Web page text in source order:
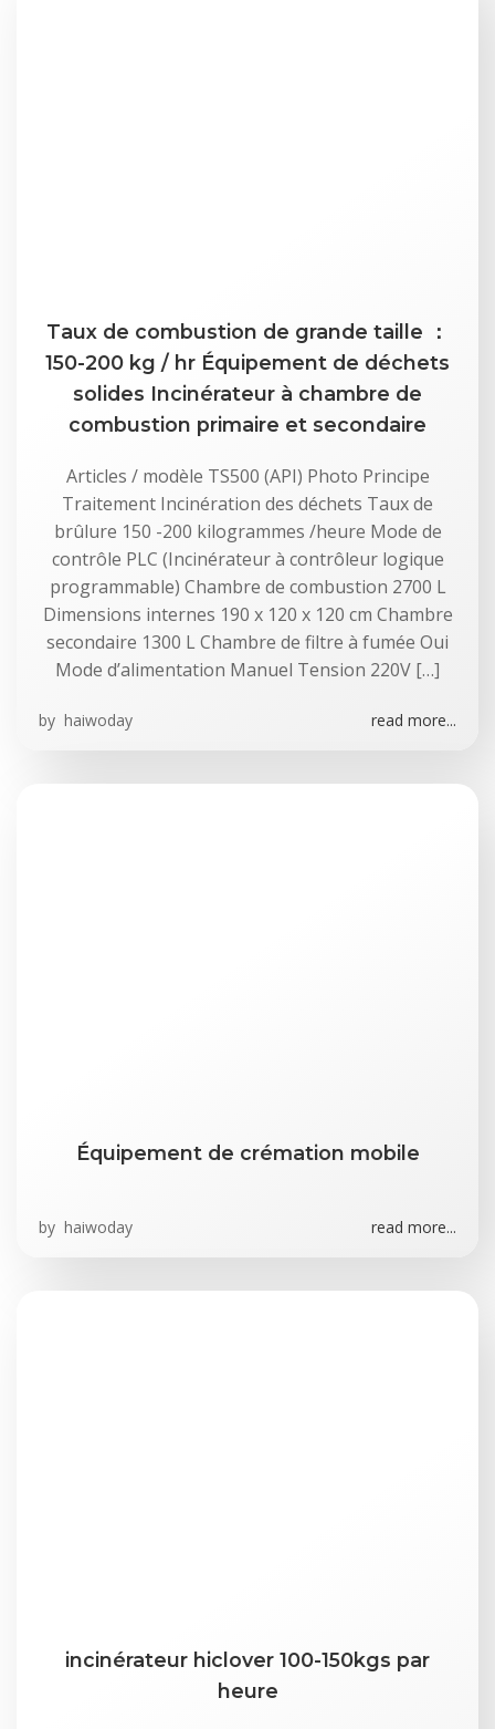
Taux de combustion de grande taille ：
150-200 kg / hr Équipement de déchets
solides Incinérateur à chambre de
combustion primaire et secondaire
Articles / modèle TS500 (API) Photo Principe
Traitement Incinération des déchets Taux de
brûlure 150 -200 kilogrammes /heure Mode de
contrôle PLC (Incinérateur à contrôleur logique
programmable) Chambre de combustion 2700 L
Dimensions internes 190 x 120 x 120 cm Chambre
secondaire 1300 L Chambre de filtre à fumée Oui
Mode d’alimentation Manuel Tension 220V […]
by haiwoday read more...
Équipement de crémation mobile
by haiwoday read more...
incinérateur hiclover 100-150kgs par
heure